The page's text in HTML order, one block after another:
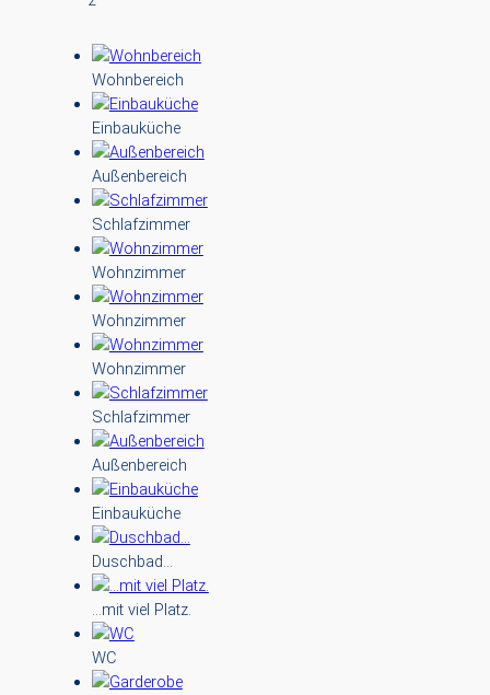
Wohnbereich
Einbauküche
Außenbereich
Schlafzimmer
Wohnzimmer
Wohnzimmer
Wohnzimmer
Schlafzimmer
Außenbereich
Einbauküche
Duschbad…
…mit viel Platz.
WC